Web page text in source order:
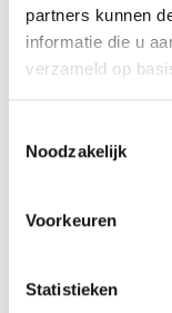
partners kunnen
informatie die u
verzameld op
Noodzakelijk
Voorkeuren
Statistieken
De eigenaresse
gehouden met
tot uitdrukking zijn
mee eens. Volgens
bij de
ook gekeken
die een rol kunnen
De